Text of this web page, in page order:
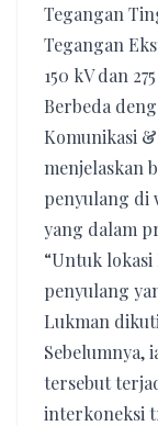
Tegangan
Tegangan
150 kV dan
Berbeda
Komunikasi
menjelaskan
penyulang di
yang dalam
“Untuk lokasi
penyulang
Lukman
Sebelumnya,
tersebut
interkoneksi